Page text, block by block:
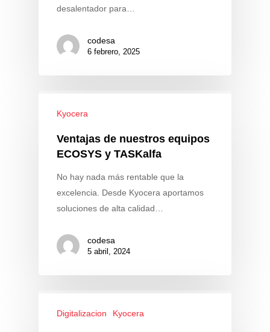
desalentador para…
codesa
6 febrero, 2025
Kyocera
Ventajas de nuestros equipos
ECOSYS y TASKalfa
No hay nada más rentable que la
excelencia. Desde Kyocera aportamos
soluciones de alta calidad…
codesa
5 abril, 2024
Digitalizacion Kyocera